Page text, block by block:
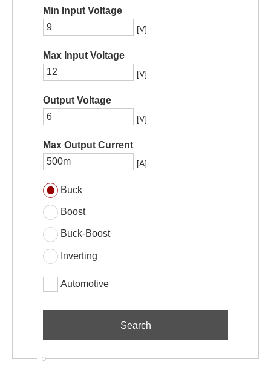
Min Input Voltage
[V]
Max Input Voltage
[V]
Output Voltage
[V]
Max Output Current
[A]
Buck
Boost
Buck-Boost
Inverting
Automotive